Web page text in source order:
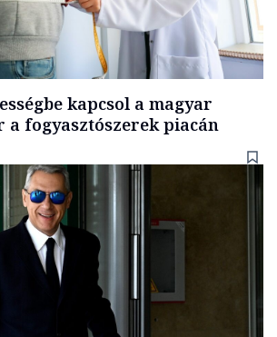
kapcsol a magyar
a fogyasztószerek piacán